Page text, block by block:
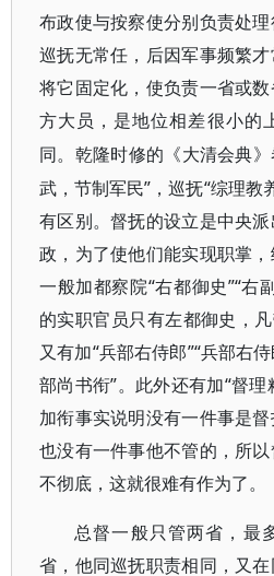
布政使与按察使分别负责处理
巡抚无常任，后因军事频繁
将它固定化，使负责一省或
方大员，是地位相差很小的
同。乾隆时修的《大清会典
武，节制军民”，巡抚“综理教
有区别。督抚的设立是中央
政，为了使他们能实现职掌，
一般加都察院“右都御史”“右
的实职官员只有左都御史，凡
又有加“兵部右侍郎”“兵部右
部尚书衔”。此外还有加“督理
加衔事实说明没有一件事是
也没有一件事他不管的，所
不彻底，这就很难有作为了。
总督一般只管两省，最
省，他同巡抚职责相同，又